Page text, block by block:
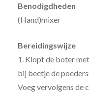
Benodigdheden
(Hand)mixer
Bereidingswijze
1. Klopt de boter
bij beetje de
Voeg vervolgens de